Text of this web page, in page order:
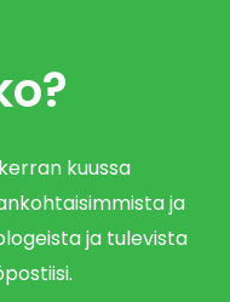
kuussa
ja
ja tulevista